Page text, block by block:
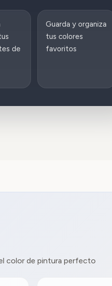
de
Guarda y organiza
tus colores
favoritos
color de pintura perfecto